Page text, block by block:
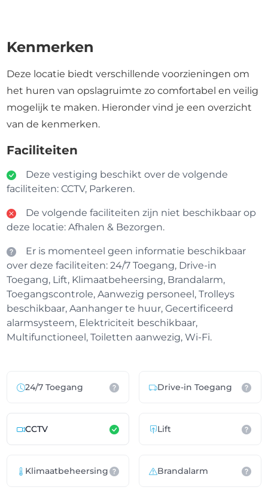
Kenmerken
Deze locatie biedt verschillende voorzieningen om
het huren van opslagruimte zo comfortabel en veilig
mogelijk te maken. Hieronder vind je een overzicht
van de kenmerken.
Faciliteiten
Deze vestiging beschikt over de volgende
faciliteiten: CCTV, Parkeren.
De volgende faciliteiten zijn niet beschikbaar op
deze locatie: Afhalen & Bezorgen.
Er is momenteel geen informatie beschikbaar
over deze faciliteiten: 24/7 Toegang, Drive-in
Toegang, Lift, Klimaatbeheersing, Brandalarm,
Toegangscontrole, Aanwezig personeel, Trolleys
beschikbaar, Aanhanger te huur, Gecertificeerd
alarmsysteem, Elektriciteit beschikbaar,
Multifunctioneel, Toiletten aanwezig, Wi-Fi.
24/7 Toegang Drive-in Toegang
CCTV Lift
Klimaatbeheersing Brandalarm